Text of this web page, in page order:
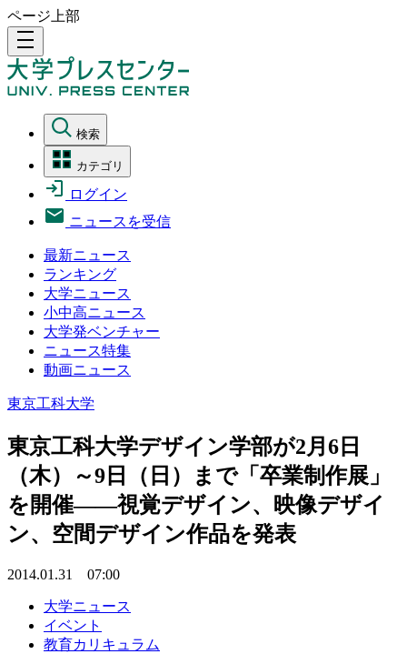
ページ上部
density_medium
検索
カテゴリ
ログイン
ニュースを受信
最新ニュース
ランキング
大学ニュース
小中高ニュース
大学発ベンチャー
ニュース特集
動画ニュース
東京工科大学
東京工科大学デザイン学部が2月6日
（木）～9日（日）まで「卒業制作展」
を開催――視覚デザイン、映像デザイ
ン、空間デザイン作品を発表
2014.01.31 07:00
大学ニュース
イベント
教育カリキュラム